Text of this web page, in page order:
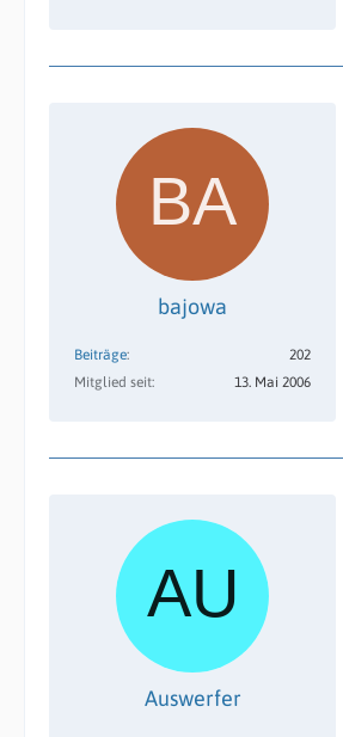
bajowa
Beiträge
202
Mitglied seit
13. Mai 2006
Auswerfer